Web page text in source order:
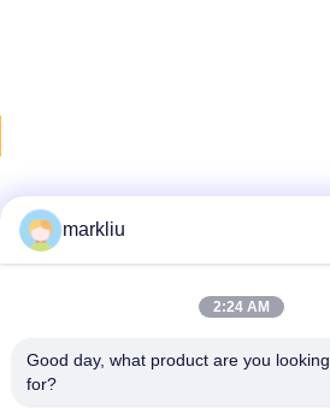
markliu
2:24 AM
Good day, what product are you looking
for?